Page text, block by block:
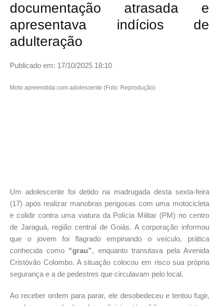
documentação atrasada e
apresentava indícios de
adulteração
Publicado em: 17/10/2025 18:10
Moto apreendida com adolescente (Foto: Reprodução)
Um adolescente foi detido na madrugada desta sexta-feira
(17) após realizar manobras perigosas com uma motocicleta
e colidir contra uma viatura da Polícia Militar (PM) no centro
de Jaraguá, região central de Goiás. A corporação informou
que o jovem foi flagrado empinando o veículo, prática
conhecida como “grau”, enquanto transitava pela Avenida
Cristóvão Colombo. A situação colocou em risco sua própria
segurança e a de pedestres que circulavam pelo local.
Ao receber ordem para parar, ele desobedeceu e tentou fugir,